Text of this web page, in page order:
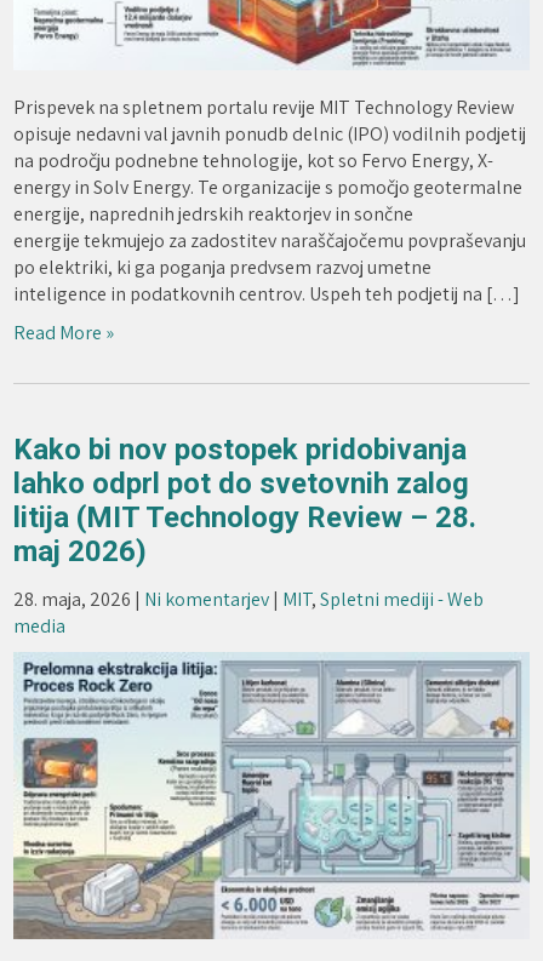
Prispevek na spletnem portalu revije MIT Technology Review
opisuje nedavni val javnih ponudb delnic (IPO) vodilnih podjetij
na področju podnebne tehnologije, kot so Fervo Energy, X-
energy in Solv Energy. Te organizacije s pomočjo geotermalne
energije, naprednih jedrskih reaktorjev in sončne
energije tekmujejo za zadostitev naraščajočemu povpraševanju
po elektriki, ki ga poganja predvsem razvoj umetne
inteligence in podatkovnih centrov. Uspeh teh podjetij na […]
Read More »
Kako bi nov postopek pridobivanja
lahko odprl pot do svetovnih zalog
litija (MIT Technology Review – 28.
maj 2026)
28. maja, 2026 | Ni komentarjev| MIT,Spletni mediji - Web
media